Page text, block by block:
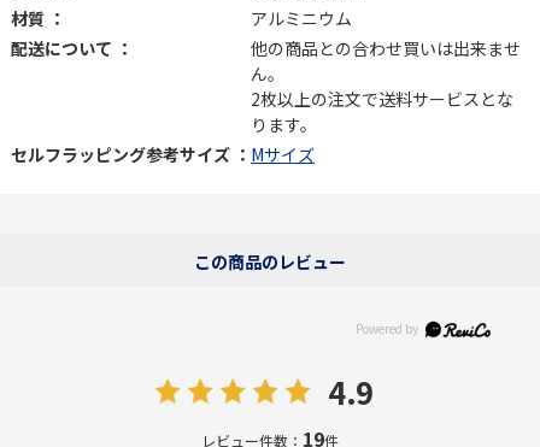
材質 ：
アルミニウム
配送について ：
他の商品との合わせ買いは出来ませ
ん。
2枚以上の注文で送料サービスとな
ります。
セルフラッピング参考サイズ ： Mサイズ
この商品のレビュー
4.9
レビュー件数： 19件